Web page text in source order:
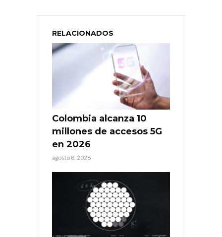
RELACIONADOS
Colombia alcanza 10
millones de accesos 5G
en 2026
agosto 8, 2026